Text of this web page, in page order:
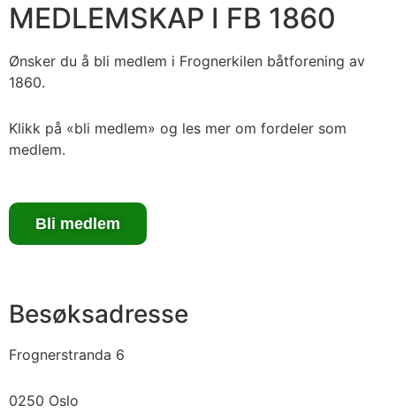
MEDLEMSKAP I FB 1860
Ønsker du å bli medlem i Frognerkilen båtforening av
1860.
Klikk på «bli medlem» og les mer om fordeler som
medlem.
Bli medlem
Besøksadresse
Frognerstranda 6
0250 Oslo